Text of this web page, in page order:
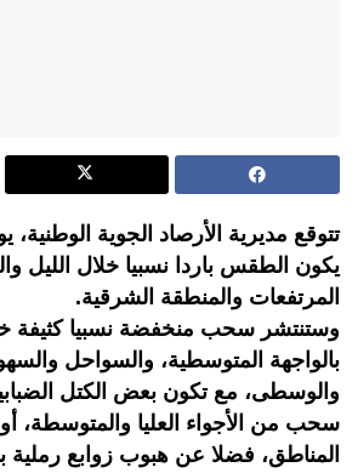
تتوقع مديرية الأرصاد الجوية
يكون الطقس باردا نسبيا خلال الليل
المرتفعات والمنطقة الشرقية.
وستنتشر سحب منخفضة نسبيا كثيفة
بالواجهة المتوسطية، والسواحل
والوسطى، مع تكون بعض الكتل
سحب من الأجواء العليا والمتوسطة،
المناطق، فضلا عن هبوب زوابع رملية